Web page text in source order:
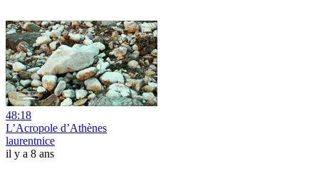
48:18
L’Acropole d’Athènes
laurentnice
il y a 8 ans